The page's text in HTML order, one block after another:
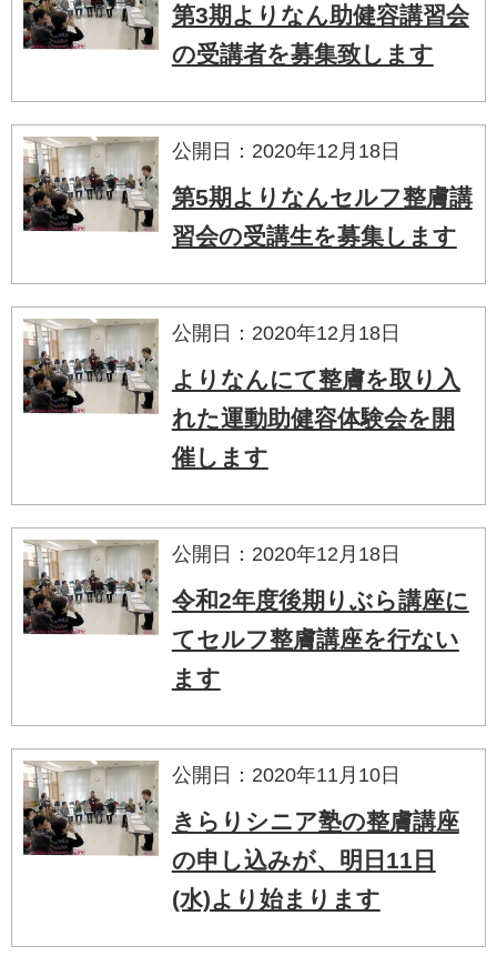
第3期よりなん助健容講習会
の受講者を募集致します
公開日：2020年12月18日
第5期よりなんセルフ整膚講
習会の受講生を募集します
公開日：2020年12月18日
よりなんにて整膚を取り入
れた運動助健容体験会を開
催します
公開日：2020年12月18日
令和2年度後期りぶら講座に
てセルフ整膚講座を行ない
ます
公開日：2020年11月10日
きらりシニア塾の整膚講座
の申し込みが、明日11日
(水)より始まります